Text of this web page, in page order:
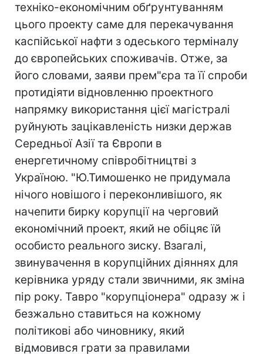
техніко-економічним обґрунтуванням
цього проекту саме для перекачування
каспійської нафти з одеського терміналу
до європейських споживачів. Отже, за
його словами, заяви прем"єра та її спроби
протидіяти відновленню проектного
напрямку використання цієї магістралі
руйнують зацікавленість низки держав
Середньої Азії та Європи в
енергетичному співробітництві з
Україною. "Ю.Тимошенко не придумала
нічого новішого і переконливішого, як
начепити бирку корупції на черговий
економічний проект, який не обіцяє їй
особисто реального зиску. Взагалі,
звинувачення в корупційних діяннях для
керівника уряду стали звичними, як зміна
пір року. Тавро "корупціонера" одразу ж і
безжально ставиться на кожному
політикові або чиновнику, який
відмовився грати за правилами